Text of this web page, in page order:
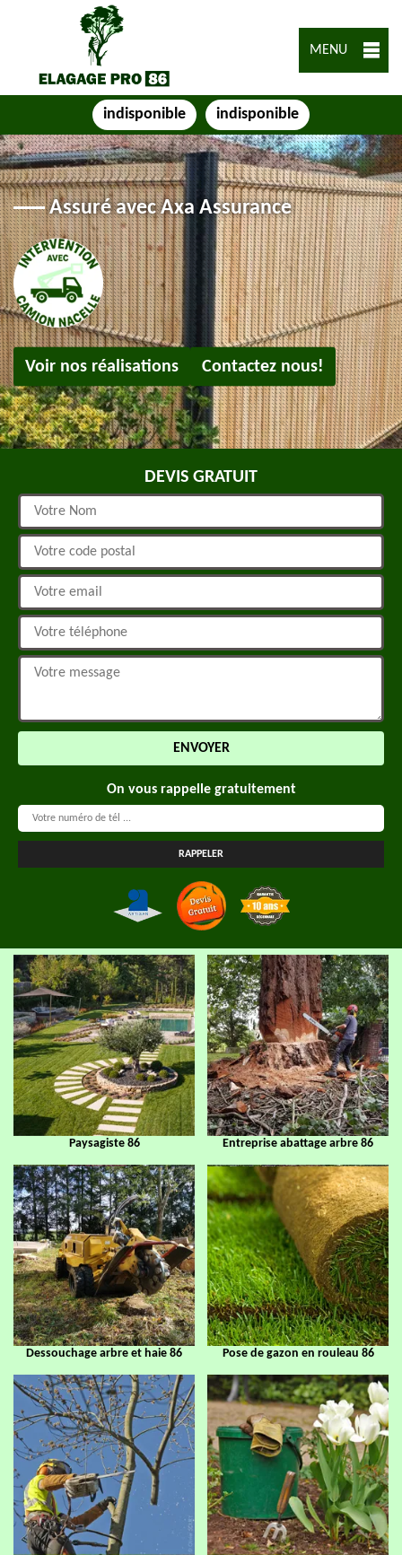
MENU
indisponible indisponible
Assuré avec Axa Assurance
Voir nos réalisations Contactez nous!
DEVIS GRATUIT
On vous rappelle gratuitement
Paysagiste 86 Entreprise abattage arbre 86
Dessouchage arbre et haie 86 Pose de gazon en rouleau 86